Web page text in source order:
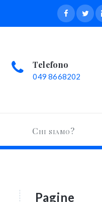
Telefono
049 8668202
Chi siamo?
Pagine